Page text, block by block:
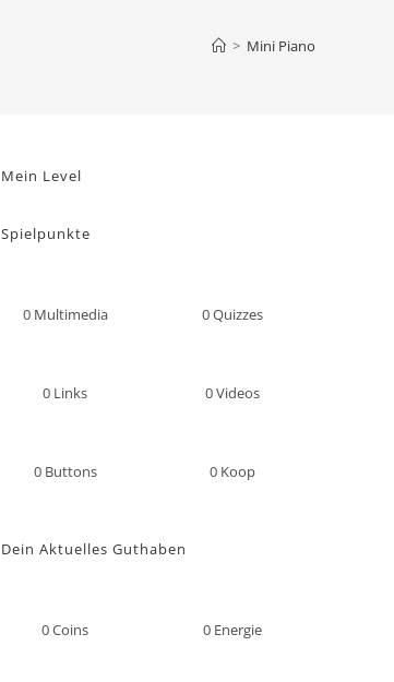
> Mini Piano
Mein Level
Spielpunkte
0 Multimedia 0Quizzes
0 Links 0Videos
0 Buttons 0 Koop
Dein Aktuelles Guthaben
0Coins 0 Energie